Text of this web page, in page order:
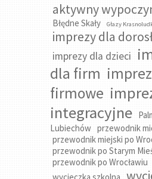
aktywny
Błędne Skały Głazy
imprezy dla
imprezy dla dzieci
dla firm
firmowe
integracyjne
Lubiechów przewodnik
przewodnik miejski po
przewodnik po Starym
przewodnik po Wrocławiu
wycieczka szkolna